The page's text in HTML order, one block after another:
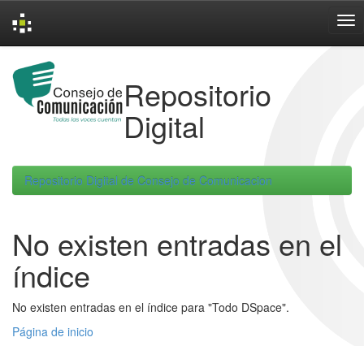
navigation
Repositorio
Digital
Repositorio Digital de Consejo de Comunicacion
No existen entradas en el
índice
No existen entradas en el índice para "Todo DSpace".
Página de inicio